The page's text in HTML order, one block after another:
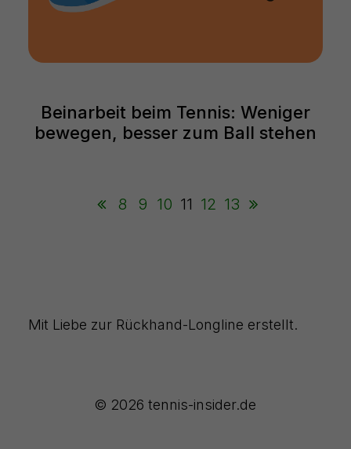
Beinarbeit beim Tennis: Weniger
bewegen, besser zum Ball stehen
8 9 10 11 12 13
© 2026 tennis-insider.de
Mit Liebe zur Rückhand-Longline erstellt.